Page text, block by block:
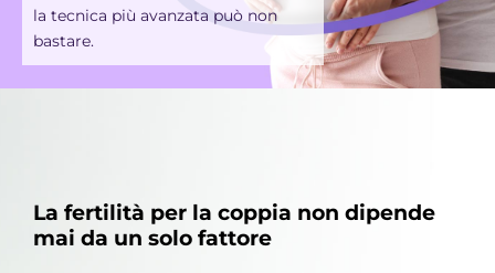
la tecnica più avanzata può non
bastare.
La fertilità per la coppia non dipende
mai da un solo fattore​